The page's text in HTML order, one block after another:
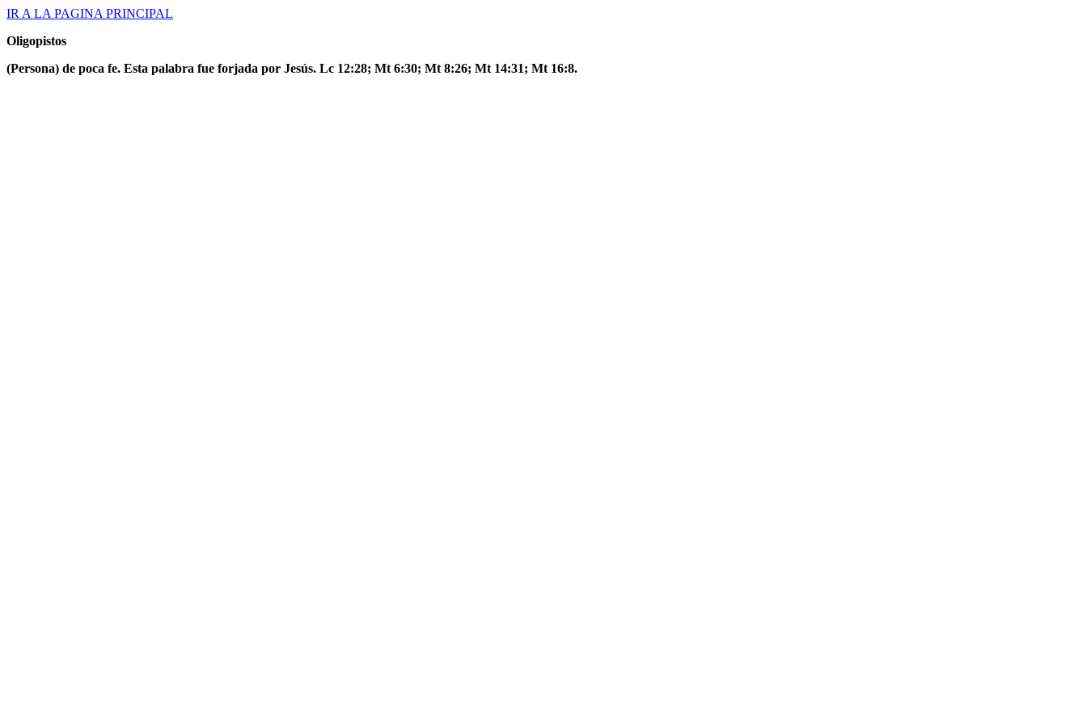
IR A LA PAGINA PRINCIPAL
Oligopistos
(Persona) de poca fe. Esta palabra fue forjada por Jesús. Lc 12:28; Mt 6:30; Mt 8:26; Mt 14:31; Mt 16:8.